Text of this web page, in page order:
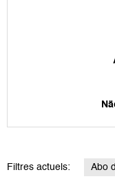
Filtres actuels: Abo